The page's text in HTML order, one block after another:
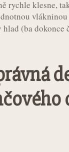
rychle klesne,
hlad (ba dokonce